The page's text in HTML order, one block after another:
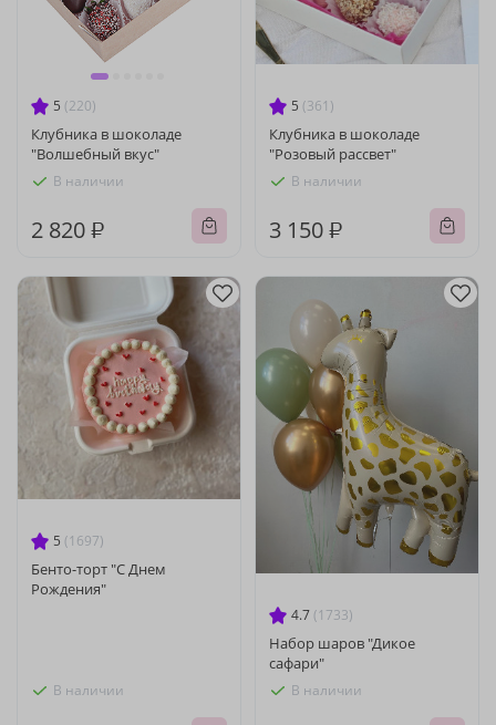
5 (220)
Клубника в шоколаде
"Волшебный вкус"
В наличии
2 820 ₽
5 (361)
Клубника в шоколаде
"Розовый рассвет"
В наличии
3 150 ₽
5 (1697)
Бенто-торт "С Днем
Рождения"
В наличии
4.7 (1733)
Набор шаров "Дикое
сафари"
В наличии